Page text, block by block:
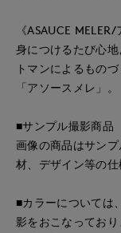
《ASAUCE
身につけるたび心
トマンによるもの
「アソースメレ」。
■サンプル撮影商品
画像の商品はサン
材、デザイン等の仕
■カラーについては
影をおこなってお